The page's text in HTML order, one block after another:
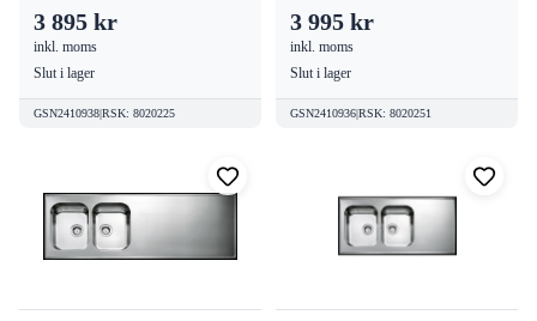
3 895 kr
inkl. moms
Slut i lager
GSN2410938|RSK: 8020225
3 995 kr
inkl. moms
Slut i lager
GSN2410936|RSK: 8020251